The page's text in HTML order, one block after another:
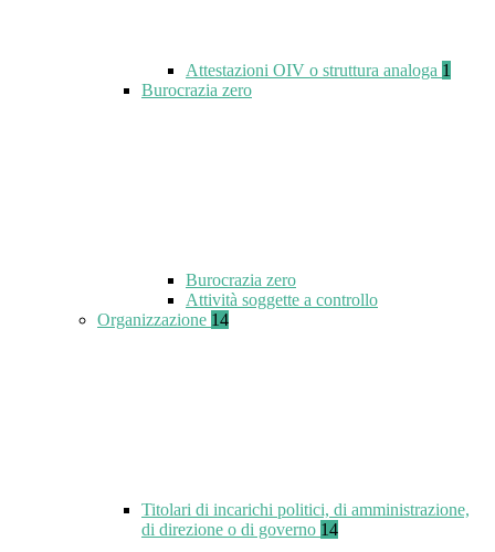
Attestazioni OIV o struttura analoga 1
Burocrazia zero
Burocrazia zero
Attività soggette a controllo
Organizzazione 14
Titolari di incarichi politici, di amministrazione,
di direzione o di governo 14